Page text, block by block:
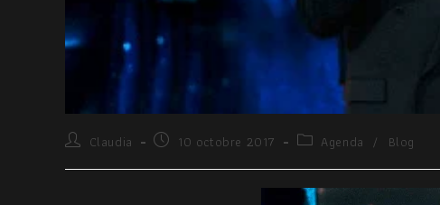
Claudia 10 octobre 2017 Agenda / Blog